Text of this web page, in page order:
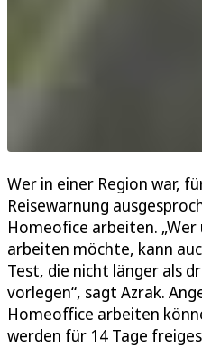
Wer in einer Region war,
Reisewarnung
Homeofice arbeiten.
arbeiten möchte, kann
Test, die nicht länger als
vorlegen“, sagt Azrak.
Homeoffice arbeiten
werden für 14 Tage